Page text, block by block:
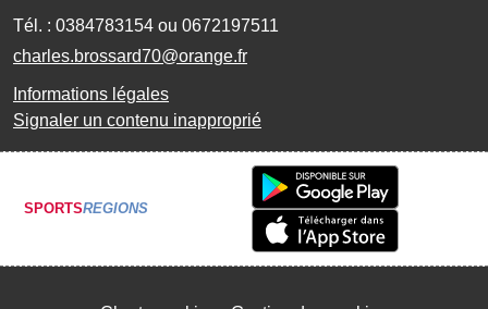
Tél. : 0384783154 ou 0672197511
charles.brossard70@orange.fr
Informations légales
Signaler un contenu inapproprié
SPORTSREGIONS